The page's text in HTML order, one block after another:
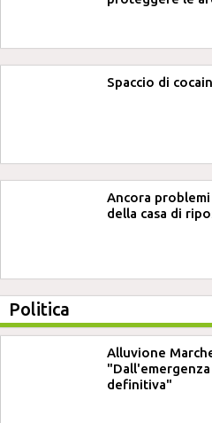
Spaccio di
Ancora
della casa di
Politica
Alluvione
definitiva"